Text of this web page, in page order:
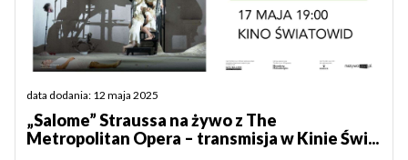
data dodania: 12 maja 2025
„Salome” Straussa na żywo z The
Metropolitan Opera – transmisja w Kinie Świ...